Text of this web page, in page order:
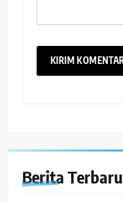
Berita Terbaru